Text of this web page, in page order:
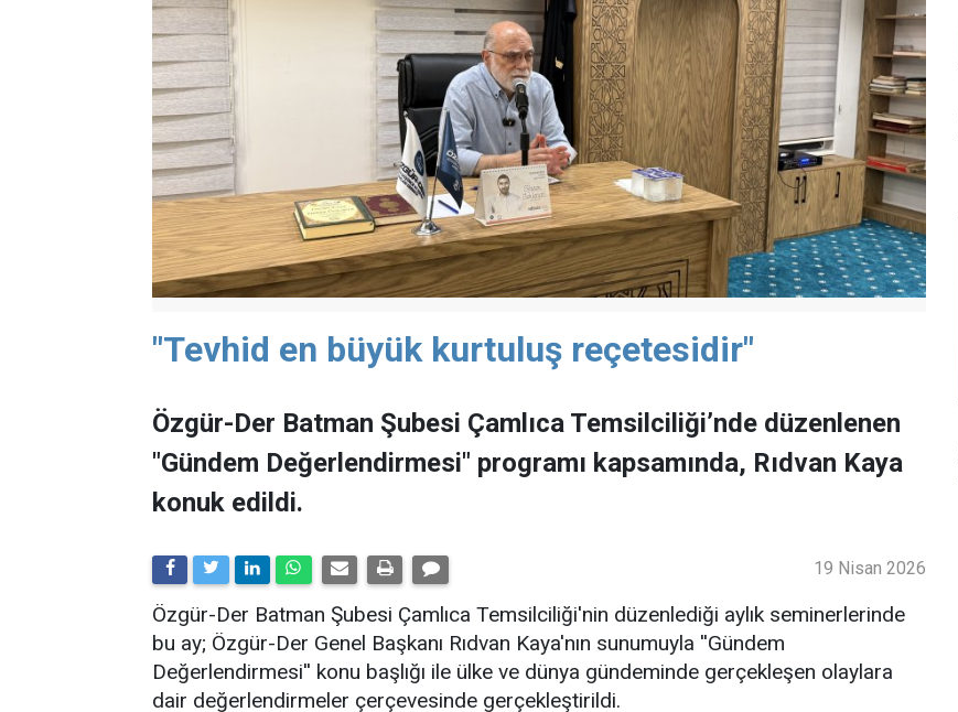
"Tevhid en büyük kurtuluş reçetesidir"
Özgür-Der Batman Şubesi Çamlıca Temsilciliği’nde düzenlenen
"Gündem Değerlendirmesi" programı kapsamında, Rıdvan Kaya
konuk edildi.
19 Nisan 2026
​Özgür-Der Batman Şubesi Çamlıca Temsilciliği'nin düzenlediği aylık seminerlerinde
bu ay; Özgür-Der Genel Başkanı Rıdvan Kaya'nın sunumuyla ''Gündem
Değerlendirmesi'' konu başlığı ile ülke ve dünya gündeminde gerçekleşen olaylara
dair değerlendirmeler çerçevesinde gerçekleştirildi.